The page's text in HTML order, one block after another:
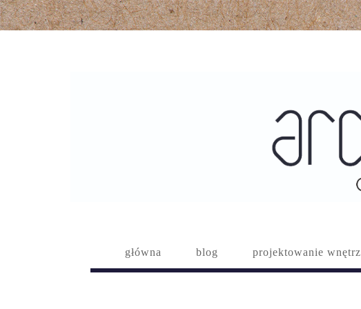
główna blog projektowanie wnętrz